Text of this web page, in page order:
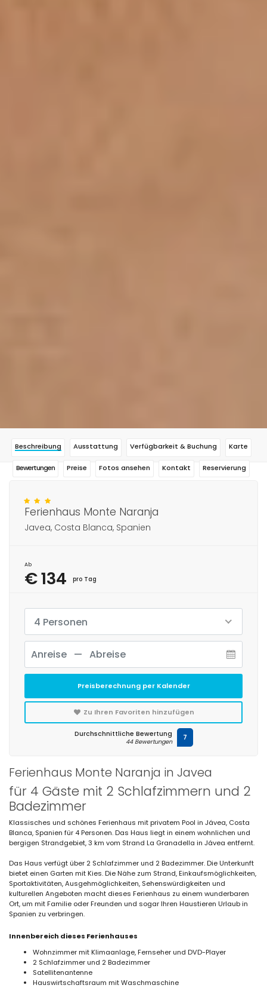
Beschreibung Ausstattung Verfügbarkeit & Buchung Karte
Bewertungen Preise Fotos ansehen Kontakt Reservierung
Ferienhaus Monte Naranja in Javea
für 4 Gäste mit 2 Schlafzimmern und 2
Badezimmer
Klassisches und schönes Ferienhaus mit privatem Pool in Jávea, Costa
Blanca, Spanien für 4 Personen. Das Haus liegt in einem wohnlichen und
bergigen Strandgebiet, 3 km vom Strand La Granadella in Jávea entfernt.
Das Haus verfügt über 2 Schlafzimmer und 2 Badezimmer. Die Unterkunft
bietet einen Garten mit Kies. Die Nähe zum Strand, Einkaufsmöglichkeiten,
Sportaktivitäten, Ausgehmöglichkeiten, Sehenswürdigkeiten und
kulturellen Angeboten macht dieses Ferienhaus zu einem wunderbaren
Ort, um mit Familie oder Freunden und sogar Ihren Haustieren Urlaub in
Spanien zu verbringen.
Innenbereich dieses Ferienhauses
Wohnzimmer mit Klimaanlage, Fernseher und DVD-Player
2 Schlafzimmer und 2 Badezimmer
Satellitenantenne
Hauswirtschaftsraum mit Waschmaschine
Ferienhaus Monte Naranja
Javea, Costa Blanca, Spanien
Ab
€ 134 pro Tag
4 Personen
Preisberechnung per Kalender
Zu Ihren Favoriten hinzufügen
Durchschnittliche Bewertung
44 Bewertungen 7